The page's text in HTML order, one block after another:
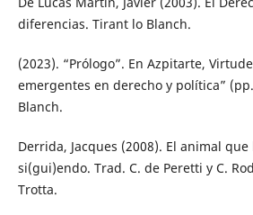
diferencias. Tirant lo Blanch.
(2023). “Prólogo”. En Azpitarte,
emergentes en derecho y política”
Blanch.
Derrida, Jacques (2008). El animal
si(gui)endo. Trad. C. de Peretti y C.
Trotta.